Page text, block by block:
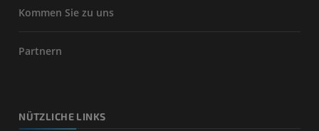
Kommen Sie zu uns
Partnern
NÜTZLICHE LINKS